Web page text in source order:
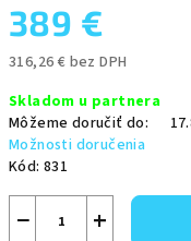
389 €
316,26 € bez DPH
cena:
Skladom u partnera
Môžeme doručiť do:
Možnosti doručenia
Kód: 831
+
−